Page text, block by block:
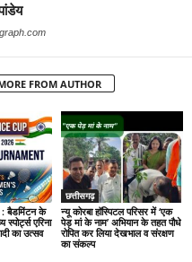
FROM AUTHOR
बैडमिंटन के
एरिना
का उत्सव
छत्तीसगढ़
न्यू कोरबा हॉस्पिटल परिसर में ‘एक
पेड़ मां के नाम’ अभियान के तहत पौधे
रोपित कर लिया देखभाल व संरक्षण
का संकल्प